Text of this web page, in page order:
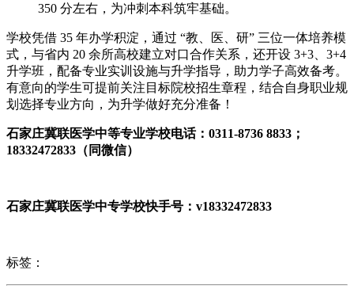
350 分左右，为冲刺本科筑牢基础。
学校凭借 35 年办学积淀，通过 “教、医、研” 三位一体培养模
式，与省内 20 余所高校建立对口合作关系，还开设 3+3、3+4
升学班，配备专业实训设施与升学指导，助力学子高效备考。
有意向的学生可提前关注目标院校招生章程，结合自身职业规
划选择专业方向，为升学做好充分准备！
石家庄冀联医学中等专业学校电话：0311-8736 8833；
18332472833（同微信）
石家庄冀联医学中专学校快手号：v18332472833
标签：